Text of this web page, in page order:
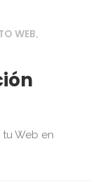
WEB,
Web en